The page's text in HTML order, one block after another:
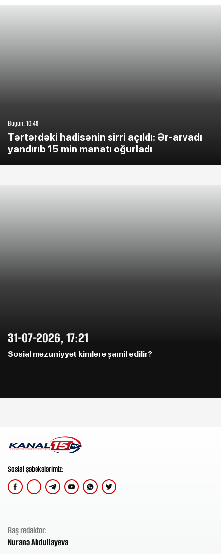
Bugün, 10:48
Tərtərdəki hadisənin sirri açıldı: Ər-arvadı
yandırıb 15 min manatı oğurladı
31-07-2026, 17:21
Sosial məzuniyyət kimlərə şamil edilir?
Sosial şəbəkələrimiz:
Baş redaktor:
Nuranə Abdullayeva